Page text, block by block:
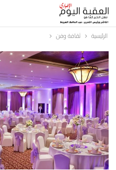
الرئيسية ثقافة وفن